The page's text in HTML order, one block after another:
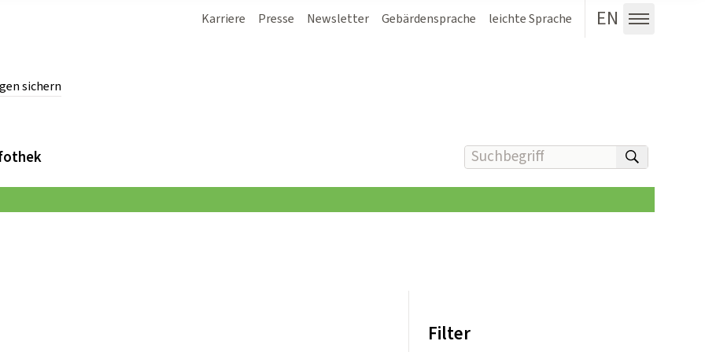
sichern
Karriere Presse Newsletter Gebärdensprache leichte Sprache EN
Menü
Suchbegriff(e) eingeben
Filter